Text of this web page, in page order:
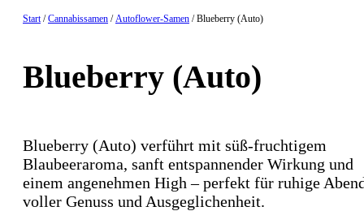
Start/Cannabissamen /Autoflower-Samen / Blueberry (Auto)
Blueberry (Auto)
Blueberry (Auto) verführt mit süß-fruchtigem
Blaubeeraroma, sanft entspannender Wirkung und
einem angenehmen High – perfekt für ruhige
voller Genuss und Ausgeglichenheit.